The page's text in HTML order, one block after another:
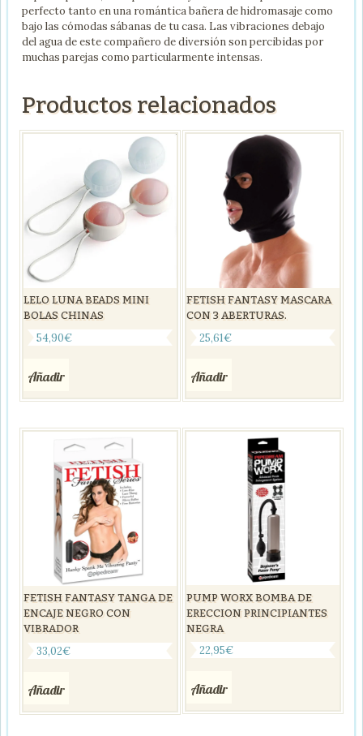
perfecto tanto en una romántica bañera de hidromasaje como
bajo las cómodas sábanas de tu casa. Las vibraciones debajo
del agua de este compañero de diversión son percibidas por
muchas parejas como particularmente intensas.
Productos relacionados
LELO LUNA BEADS MINI
BOLAS CHINAS
54,90€
Añadir
FETISH FANTASY MASCARA
CON 3 ABERTURAS.
25,61€
Añadir
FETISH FANTASY TANGA DE
ENCAJE NEGRO CON
VIBRADOR
33,02€
Añadir
PUMP WORX BOMBA DE
ERECCION PRINCIPIANTES
NEGRA
22,95€
Añadir